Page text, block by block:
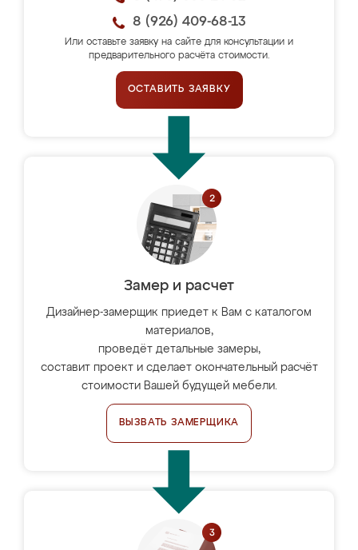
8 (926) 409-68-13
Или оставьте заявку на сайте для консультации и
предварительного расчёта стоимости.
ОСТАВИТЬ ЗАЯВКУ
Замер и расчет
Дизайнер-замерщик приедет к Вам с каталогом
материалов,
проведёт детальные замеры,
составит проект и сделает окончательный расчёт
стоимости Вашей будущей мебели.
ВЫЗВАТЬ ЗАМЕРЩИКА